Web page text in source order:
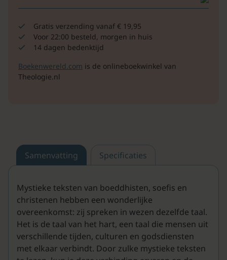
Gratis verzending vanaf € 19,95
Voor 22:00 besteld, morgen in huis
14 dagen bedenktijd
Boekenwereld.com is de onlineboekwinkel van
Theologie.nl
Samenvatting Specificaties
Mystieke teksten van boeddhisten, soefis en
christenen hebben een wonderlijke
overeenkomst: zij spreken in wezen dezelfde taal.
Het is de taal van het hart, een taal die mensen uit
verschillende tijden, culturen en godsdiensten
met elkaar verbindt. Door zulke mystieke teksten